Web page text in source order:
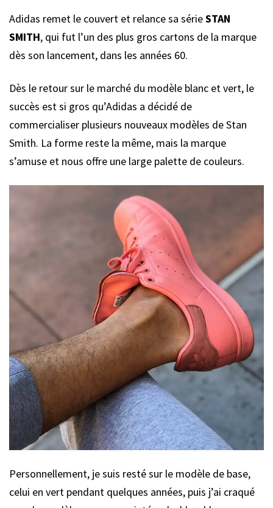
Adidas remet le couvert et relance sa sérieSTAN
SMITH, qui fut l’un des plus gros cartons de la marque
dès son lancement, dans les années 60.
Dès le retour sur le marché du modèle blanc et vert, le
succès est si gros qu’Adidas a décidé de
commercialiser plusieurs nouveaux modèles de Stan
Smith. La forme reste la même, mais la marque
s’amuse et nous offre une large palette de couleurs.
Personnellement, je suis resté sur le modèle de base,
celui en vert pendant quelques années, puis j’ai craqué